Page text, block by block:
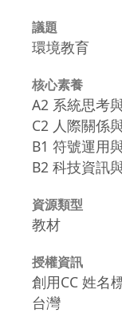
議題
環境教育
核心素養
A2 系統思考
C2 人際關係
B1 符號運用
B2 科技資訊
資源類型
教材
授權資訊
創用CC 姓名
台灣